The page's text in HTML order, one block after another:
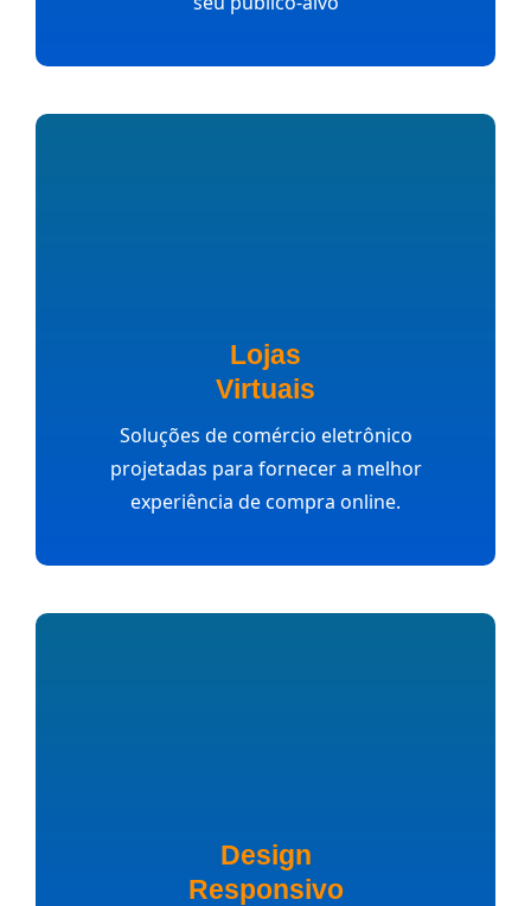
Lojas
Virtuais
Soluções de comércio eletrônico
projetadas para fornecer a melhor
experiência de compra online.
Design
Responsivo